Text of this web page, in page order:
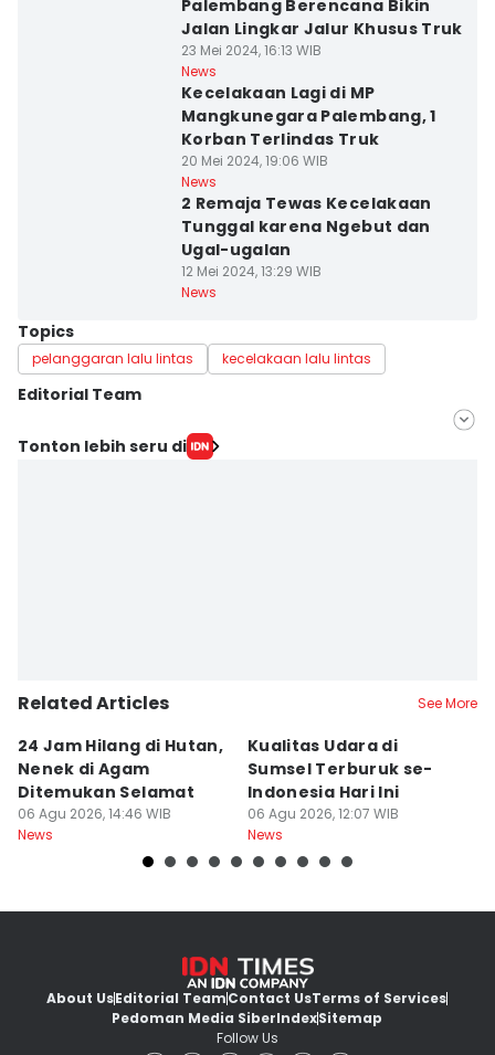
Palembang Berencana Bikin
Jalan Lingkar Jalur Khusus Truk
23 Mei 2024, 16:13 WIB
News
Kecelakaan Lagi di MP
Mangkunegara Palembang, 1
Korban Terlindas Truk
20 Mei 2024, 19:06 WIB
News
2 Remaja Tewas Kecelakaan
Tunggal karena Ngebut dan
Ugal-ugalan
12 Mei 2024, 13:29 WIB
News
Topics
pelanggaran lalu lintas kecelakaan lalu lintas
Editorial Team
Editor
Tonton lebih seru di
Related Articles See More
24 Jam Hilang di Hutan,
Nenek di Agam
Ditemukan Selamat
06 Agu 2026, 14:46 WIB
News
Kualitas Udara di
Sumsel Terburuk se-
Indonesia Hari Ini
06 Agu 2026, 12:07 WIB
News
About UsEditorial TeamContact UsTerms of Services
Pedoman Media SiberIndexSitemap
Follow Us